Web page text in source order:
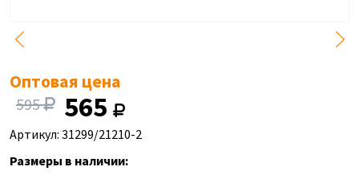
Оптовая цена
595 565
Артикул: 31299/21210-2
Размеры в наличии: